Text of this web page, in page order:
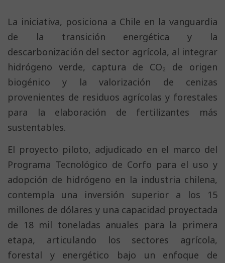
La iniciativa, posiciona a Chile en la vanguardia
de la transición energética y la
descarbonización del sector agrícola, al integrar
hidrógeno verde, captura de CO₂ de origen
biogénico y la valorización de cenizas
provenientes de residuos agrícolas y forestales
para la elaboración de fertilizantes más
sustentables.
El proyecto piloto, adjudicado en el marco del
Programa Tecnológico de Corfo para el uso y
adopción de hidrógeno en la industria chilena,
contempla una inversión superior a los 15
millones de dólares y una capacidad proyectada
de 18 mil toneladas anuales para la primera
etapa, articulando los sectores agrícola,
forestal y energético bajo un enfoque de